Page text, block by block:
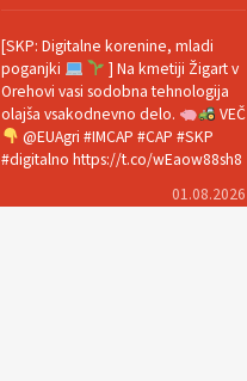
[SKP: Digitalne korenine, mladi
poganjki
] Na kmetiji Žigart v
Orehovi vasi sodobna tehnologija
olajša vsakodnevno delo.
VEČ
@EUAgri #IMCAP #CAP #SKP
#digitalno https://t.co/wEaow88sh8
01.08.2026